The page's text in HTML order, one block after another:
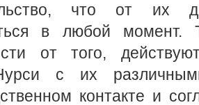
что от их
в любой момент.
от того,
с их
контакте и